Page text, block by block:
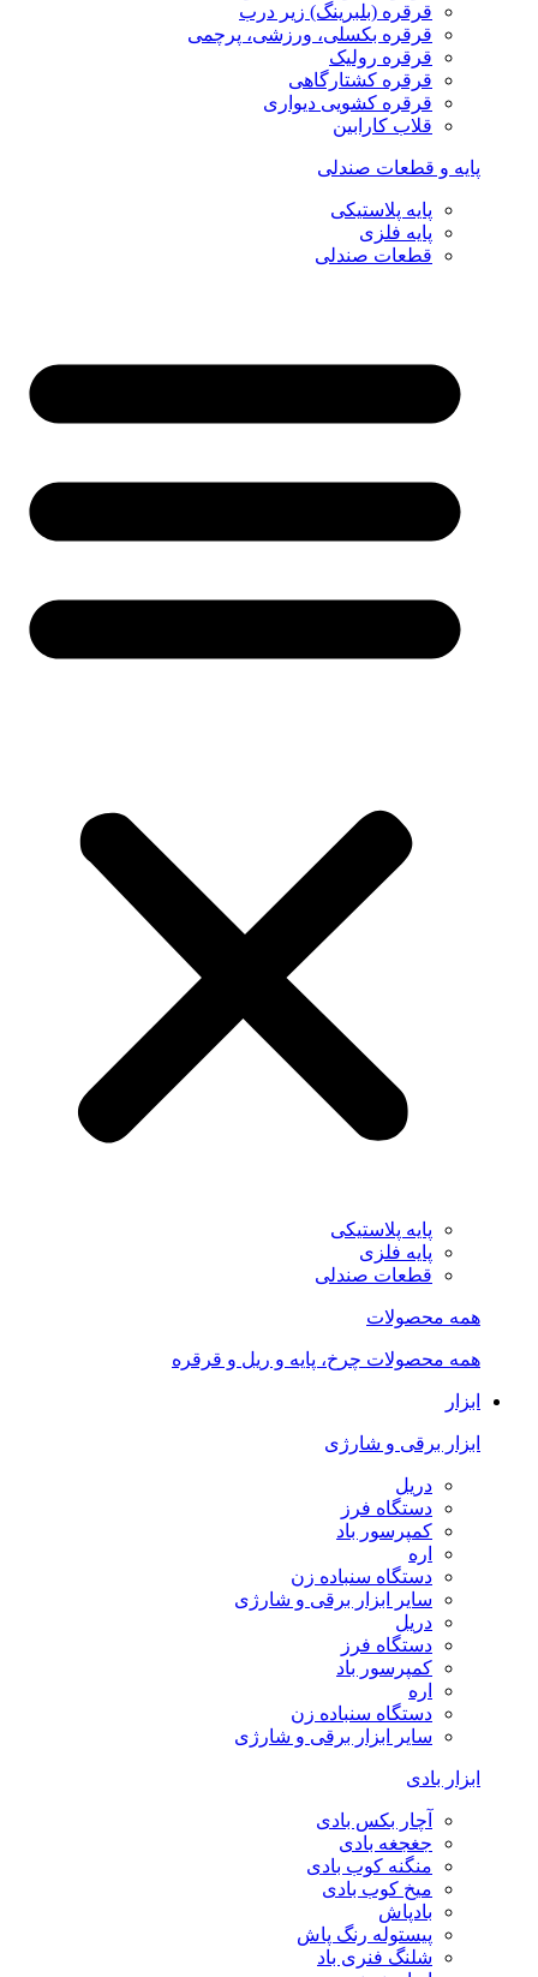
قرقره (بلبرینگ) زیر درب
قرقره بکسلی، ورزشی، پرچمی
قرقره رولیک
قرقره کشتارگاهی
قرقره کشویی دیواری
قلاب کارابین
پایه و قطعات صندلی
پایه پلاستیکی
پایه فلزی
قطعات صندلی
پایه پلاستیکی
پایه فلزی
قطعات صندلی
همه محصولات
همه محصولات چرخ، پایه و ریل و قرقره
ابزار
ابزار برقی و شارژی
دریل
دستگاه فرز
کمپرسور باد
اره
دستگاه سنباده زن
سایر ابزار برقی و شارژی
دریل
دستگاه فرز
کمپرسور باد
اره
دستگاه سنباده زن
سایر ابزار برقی و شارژی
ابزار بادی
آچار بکس بادی
جغجغه بادی
منگنه کوب بادی
میخ کوب بادی
بادپاش
پیستوله رنگ پاش
شلنگ فنری باد